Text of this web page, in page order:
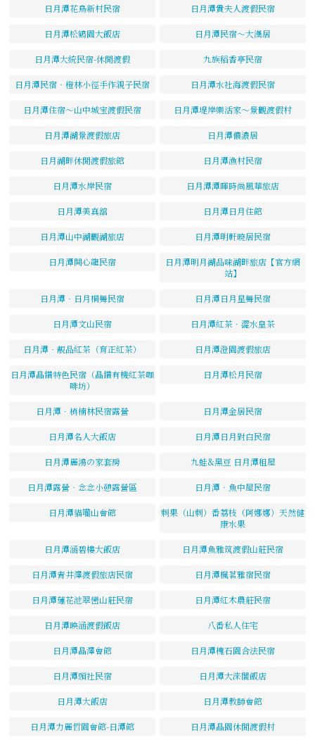
日月潭花鳥新村民宿 日月潭貴夫人渡假民宿
日月潭松鶴園大飯店 日月潭民宿～大漢居
日月潭大統民宿-休閒渡假 九族稻香亭民宿
日月潭民宿‧橙林小徑手作親子民宿 日月潭水社海渡假民宿
日月潭住宿～山中城宝渡假民宿 日月潭堤岸樂活家～景觀渡假村
日月潭湖景渡假旅店 日月潭儂濃居
日月湖畔休閒渡假旅館 日月潭漁村民宿
日月潭水岸民宿 日月潭潭暉時尚風華旅店
日月潭美真舘 日月潭日月住館
日月潭山中湖觀湖旅店 日月潭明軒曉居民宿
日月潭開心龍民宿
日月潭明月湖品味湖畔旅店【官方網
站】
日月潭‧日月桐舞民宿 日月潭日月星舞民宿
日月潭文山民宿 日月潭紅茶．澀水皇茶
日月潭‧靚品紅茶（育正紅茶） 日月潭澄園渡假旅店
日月潭晶鑽特色民宿（晶鑽有機紅茶咖
啡坊）
日月潭松月民宿
日月潭．梢楠林民宿露營 日月潭金居民宿
日月潭名人大飯店 日月潭日月對白民宿
日月潭麗鴻の家套房 九蛙&黑豆 日月潭租屋
日月潭露營‧念念小憩露營區 日月潭‧魚中屋民宿
日月潭貓囒山會館
刺果（山刺）番荔枝（阿娜娜）天然健
康水果
日月潭涵碧樓大飯店 日月潭魚雅筑渡假山莊民宿
日月潭青井澤渡假旅店民宿 日月潭楓茗雅宿民宿
日月潭蓮花池翠巒山莊民宿 日月潭紅木農莊民宿
日月潭映涵渡假飯店 八番私人住宅
日月潭晶澤會館 日月潭槐石園合法民宿
日月潭頭社民宿 日月潭大淶閣飯店
日月潭大飯店 日月潭教師會館
日月潭力麗哲園會館-日潭館 日月潭晶園休閒渡假村